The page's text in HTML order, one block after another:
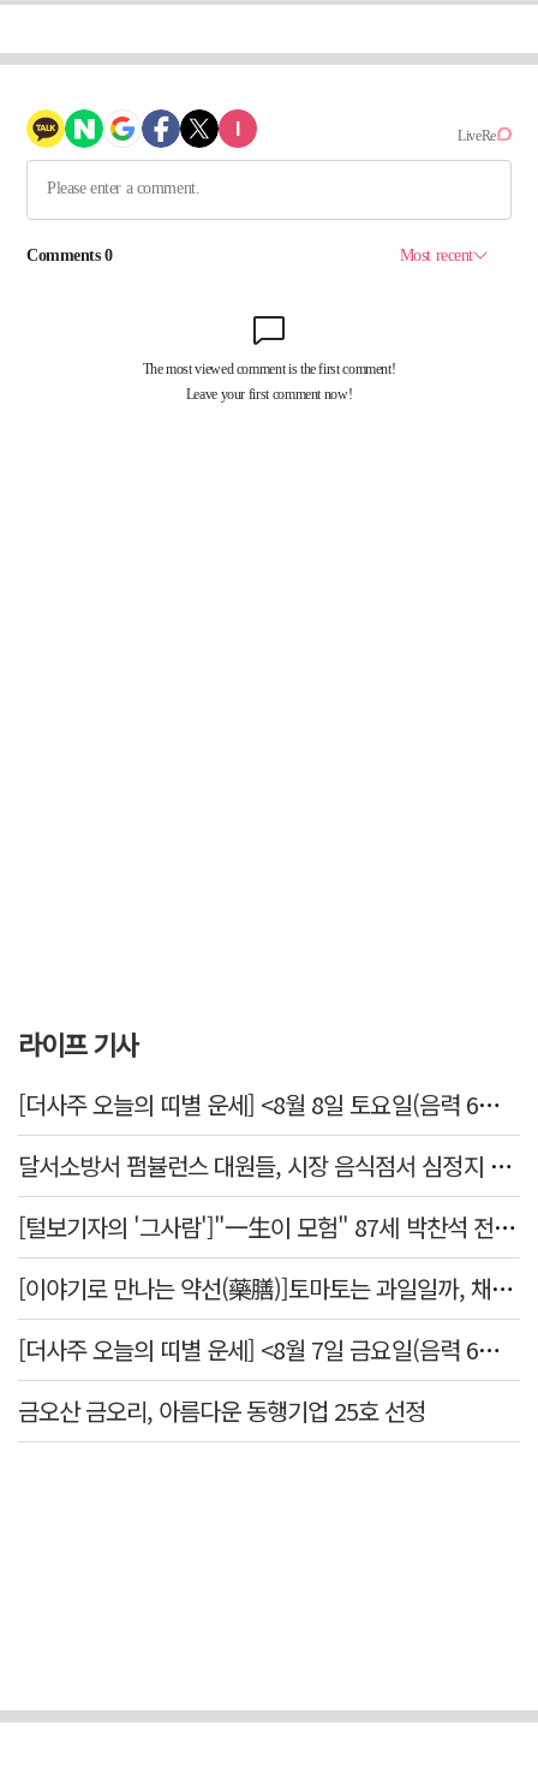
라이프 기사
[더사주 오늘의 띠별 운세] <8월 8일 토요일(음력 6월26일)>
달서소방서 펌뷸런스 대원들, 시장 음식점서 심정지 환자 생명 살려
[털보기자의 '그사람']"一生이 모험" 87세 박찬석 전 경북대 총장
[이야기로 만나는 약선(藥膳)]토마토는 과일일까, 채소일까
[더사주 오늘의 띠별 운세] <8월 7일 금요일(음력 6월25일)>
금오산 금오리, 아름다운 동행기업 25호 선정